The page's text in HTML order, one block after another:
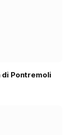
di Pontremoli